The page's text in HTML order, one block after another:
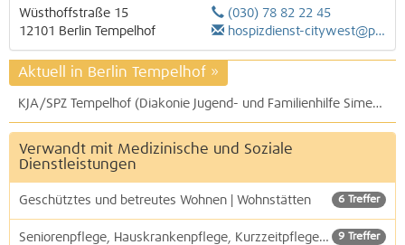
Wüsthoffstraße 15
12101 Berlin Tempelhof
(030) 78 82 22 45
hospizdienst-citywest@palliative-geriatrie.de
Aktuell in Berlin Tempelhof »
KJA/SPZ Tempelhof (Diakonie Jugend- und Familienhilfe Simeon gGmbH)
Verwandt mit Medizinische und Soziale
Dienstleistungen
6 Treffer
Geschütztes und betreutes Wohnen | Wohnstätten
9 Treffer
Seniorenpflege, Hauskrankenpflege, Kurzzeitpflege, Pflegedienste